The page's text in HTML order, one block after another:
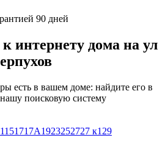
90 дней
интернету дома на ул
есть в вашем доме: найдите его в
поисковую систему
151717А1923252727 к1 29